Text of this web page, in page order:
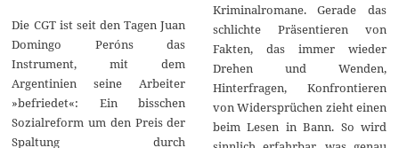
Die CGT ist seit den Tagen Juan
Domingo Peróns das
Instrument, mit dem
Argentinien seine Arbeiter
»befriedet«: Ein bisschen
Sozialreform um den Preis der
Spaltung durch
Kriminalromane. Gerade das
schlichte Präsentieren von
Fakten, das immer wieder
Drehen und Wenden,
Hinterfragen, Konfrontieren
von Widersprüchen zieht einen
beim Lesen in Bann. So wird